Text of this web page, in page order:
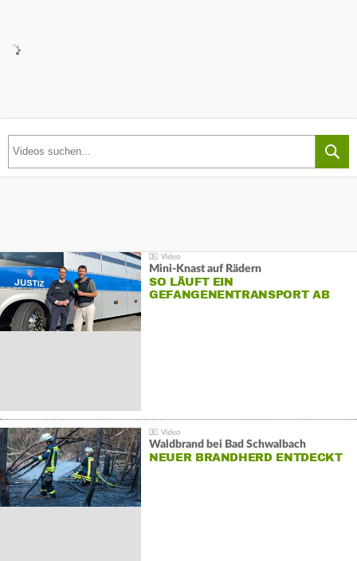
Mini-Knast auf Rädern
SO LÄUFT EIN
GEFANGENENTRANSPORT AB
Waldbrand bei Bad Schwalbach
NEUER BRANDHERD ENTDECKT